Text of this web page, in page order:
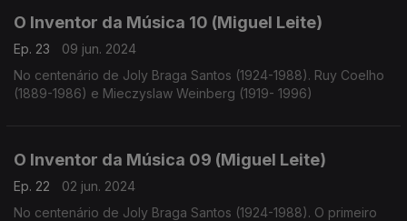
O Inventor da Música 10 (Miguel Leite)
Ep. 23
09 jun. 2024
No centenário de Joly Braga Santos (1924-1988). Ruy Coelho
(1889-1986) e Mieczyslaw Weinberg (1919- 1996)
O Inventor da Música 09 (Miguel Leite)
Ep. 22
02 jun. 2024
No centenário de Joly Braga Santos (1924-1988). O primeiro